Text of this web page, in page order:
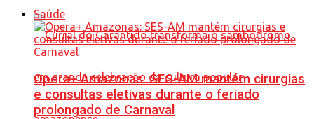
Saúde
Opera+ Amazonas: SES-AM mantém cirurgias
e consultas eletivas durante o feriado
prolongado de Carnaval